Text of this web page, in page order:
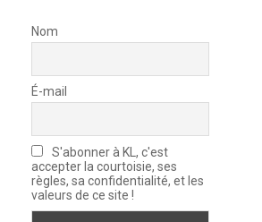
Nom
É-mail
S'abonner à KL, c'est
accepter la courtoisie, ses
règles, sa confidentialité, et les
valeurs de ce site !